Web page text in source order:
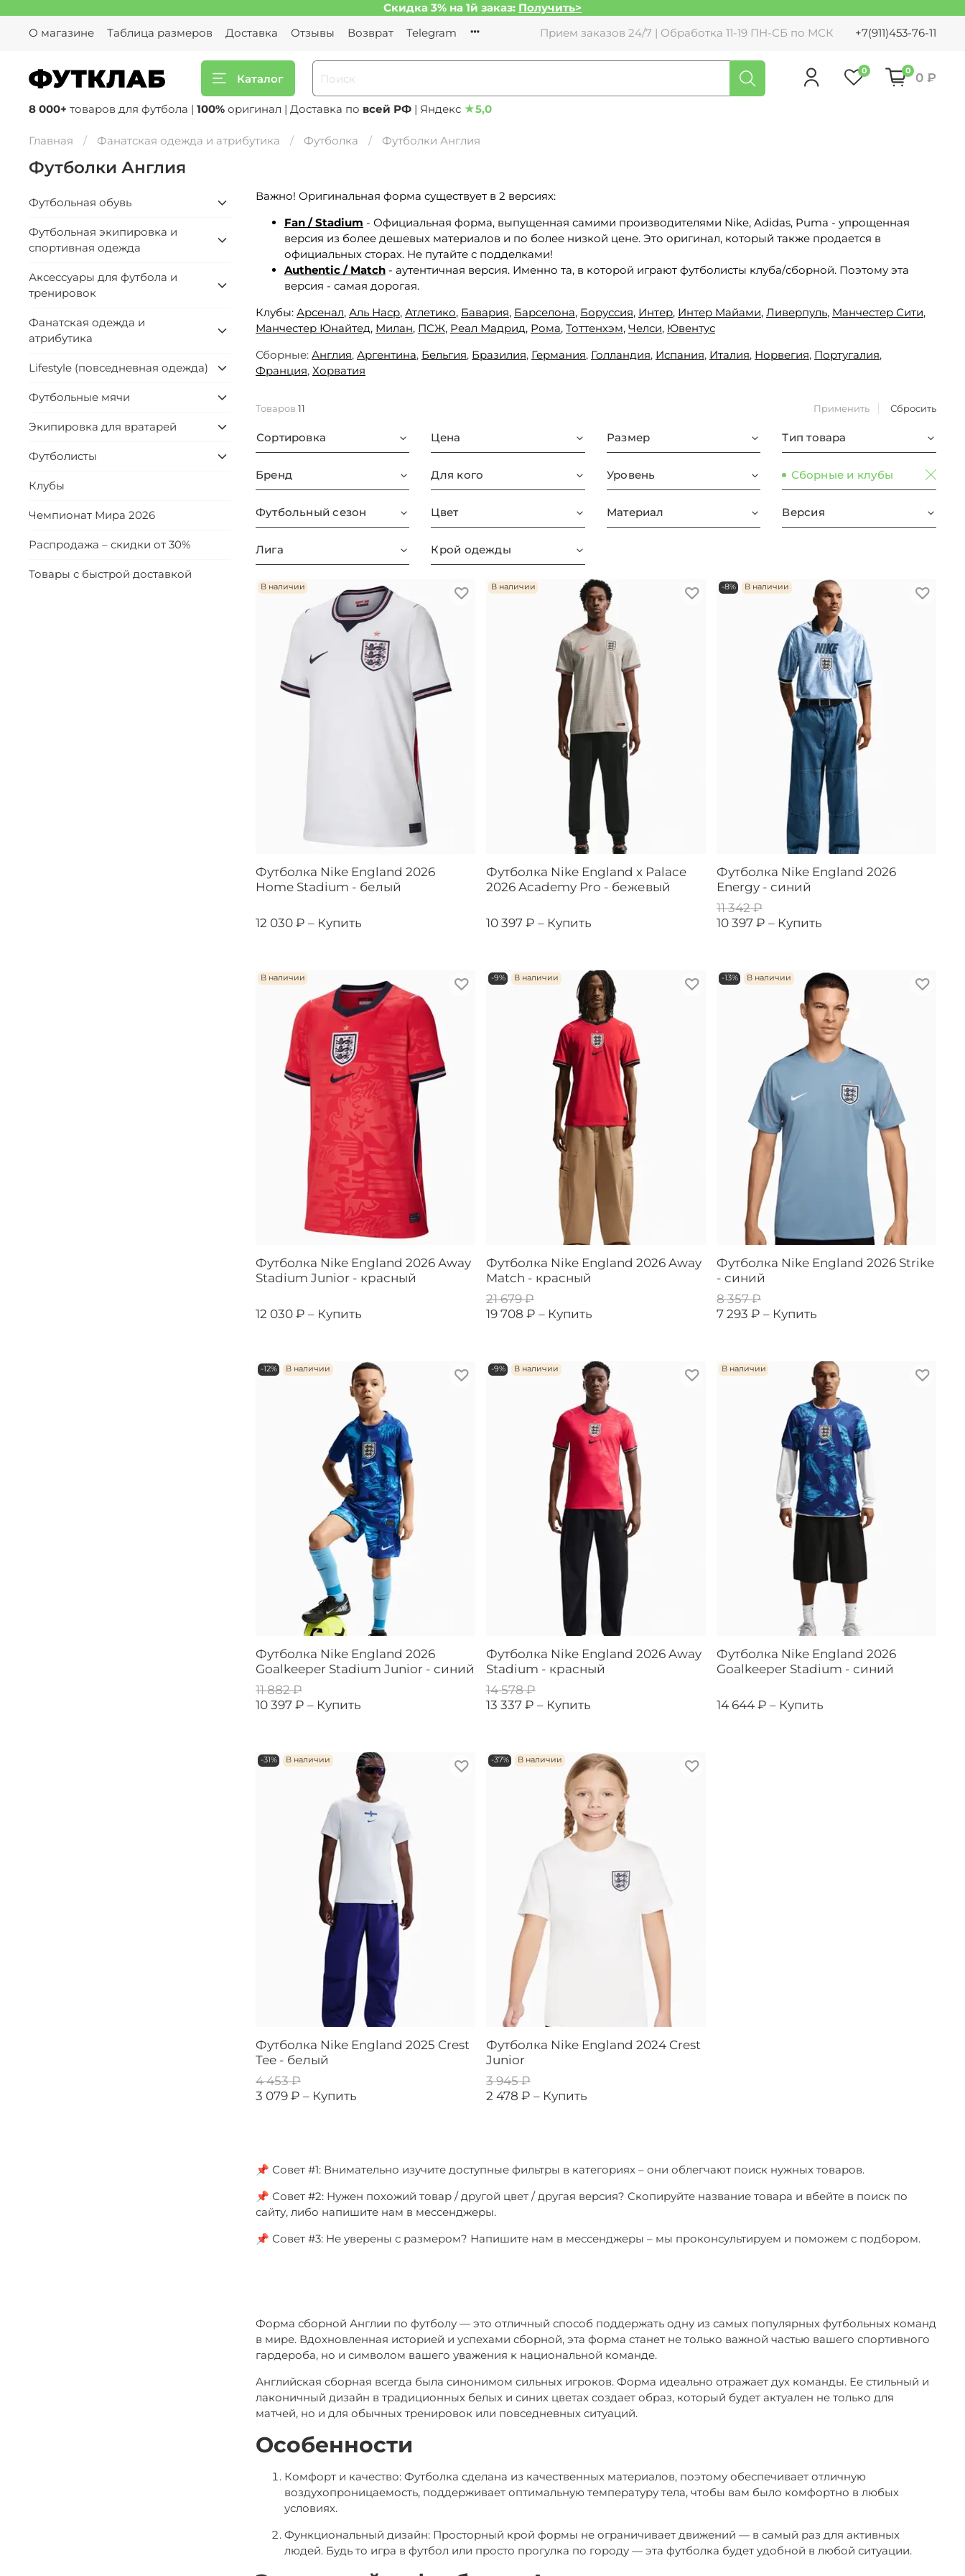
Скидка 3% на 1й заказ: Получить>
О магазине
Таблица размеров Доставка Отзывы Возврат Telegram Прием заказов 24/7 | Обработка 11-19 ПН-СБ по МСК +7(911)453-76-11
Каталог
0 0 0 ₽
8 000+ товаров для футбола | 100% оригинал | Доставка по всей РФ | Яндекс ★5,0
Главная Фанатская одежда и атрибутика Футболка Футболки Англия
Футболки Англия
Важно! Оригинальная форма существует в 2 версиях:
Fan / Stadium - Официальная форма, выпущенная самими производителями Nike, Adidas, Puma - упрощенная
версия из более дешевых материалов и по более низкой цене. Это оригинал, который также продается в
официальных сторах. Не путайте с подделками!
Authentic / Match- аутентичная версия. Именно та, в которой играют футболисты клуба/сборной. Поэтому эта
версия - самая дорогая.
Клубы: Арсенал, Аль Наср, Атлетико, Бавария, Барселона, Боруссия, Интер, Интер Майами, Ливерпуль, Манчестер Сити,
Манчестер Юнайтед, Милан, ПСЖ, Реал Мадрид, Рома, Тоттенхэм, Челси, Ювентус
Сборные: Англия, Аргентина, Бельгия, Бразилия, Германия, Голландия, Испания, Италия, Норвегия, Португалия,
Франция, Хорватия
Товаров 11 Применить Сбросить
Сортировка Цена Размер Тип товара
Бренд Для кого Уровень Сборные и клубы
Футбольный сезон Цвет Материал Версия
Лига Крой одежды
В наличии
Футболка Nike England 2026
Home Stadium - белый
12 030 ₽ – Купить
В наличии
Футболка Nike England x Palace
2026 Academy Pro - бежевый
10 397 ₽ – Купить
-8% В наличии
Футболка Nike England 2026
Energy - синий
11 342 ₽
10 397 ₽ – Купить
В наличии
Футболка Nike England 2026 Away
Stadium Junior - красный
12 030 ₽ – Купить
-9% В наличии
Футболка Nike England 2026 Away
Match - красный
21 679 ₽
19 708 ₽ – Купить
-13% В наличии
Футболка Nike England 2026 Strike
- синий
8 357 ₽
7 293 ₽ – Купить
-12% В наличии
Футболка Nike England 2026
Goalkeeper Stadium Junior - синий
11 882 ₽
10 397 ₽ – Купить
-9% В наличии
Футболка Nike England 2026 Away
Stadium - красный
14 578 ₽
13 337 ₽ – Купить
В наличии
Футболка Nike England 2026
Goalkeeper Stadium - синий
14 644 ₽ – Купить
-31% В наличии
Футболка Nike England 2025 Crest
Tee - белый
4 453 ₽
3 079 ₽ – Купить
-37% В наличии
Футболка Nike England 2024 Crest
Junior
3 945 ₽
2 478 ₽ – Купить
📌 Совет #1: Внимательно изучите доступные фильтры в категориях – они облегчают поиск нужных товаров.
📌 Совет #2: Нужен похожий товар / другой цвет / другая версия? Скопируйте название товара и вбейте в поиск по
сайту, либо напишите нам в мессенджеры.
📌 Совет #3: Не уверены с размером? Напишите нам в мессенджеры – мы проконсультируем и поможем с подбором.
Форма сборной Англии по футболу — это отличный способ поддержать одну из самых популярных футбольных команд
в мире. Вдохновленная историей и успехами сборной, эта форма станет не только важной частью вашего спортивного
гардероба, но и символом вашего уважения к национальной команде.
Английская сборная всегда была синонимом сильных игроков. Форма идеально отражает дух команды. Ее стильный и
лаконичный дизайн в традиционных белых и синих цветах создает образ, который будет актуален не только для
матчей, но и для обычных тренировок или повседневных ситуаций.
Особенности
Комфорт и качество: Футболка сделана из качественных материалов, поэтому обеспечивает отличную
воздухопроницаемость, поддерживает оптимальную температуру тела, чтобы вам было комфортно в любых
условиях.
Функциональный дизайн: Просторный крой формы не ограничивает движений — в самый раз для активных
людей. Будь то игра в футбол или просто прогулка по городу — эта футболка будет удобной в любой ситуации.
Футбольная обувь
Футбольная экипировка и
спортивная одежда
Аксессуары для футбола и
тренировок
Фанатская одежда и
атрибутика
Lifestyle (повседневная одежда)
Футбольные мячи
Экипировка для вратарей
Футболисты
Клубы
Чемпионат Мира 2026
Распродажа – скидки от 30%
Товары с быстрой доставкой